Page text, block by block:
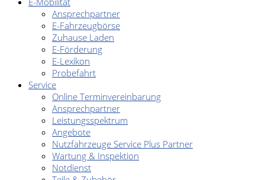
Ansprechpartner
E-Fahrzeugbörse
Zuhause Laden
E-Förderung
E-Lexikon
Probefahrt
Service
Online Terminvereinbarung
Ansprechpartner
Leistungsspektrum
Angebote
Nutzfahrzeuge Service Plus Partner
Wartung & Inspektion
Notdienst